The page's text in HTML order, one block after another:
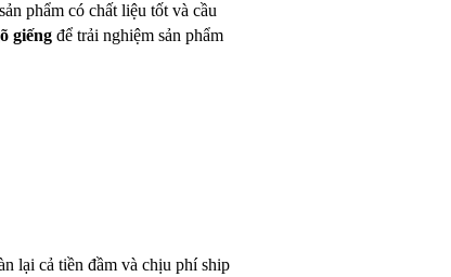
phẩm có chất liệu tốt và cầu
giếngđể trải nghiệm sản phẩm
lại cả tiền đầm và chịu phí ship